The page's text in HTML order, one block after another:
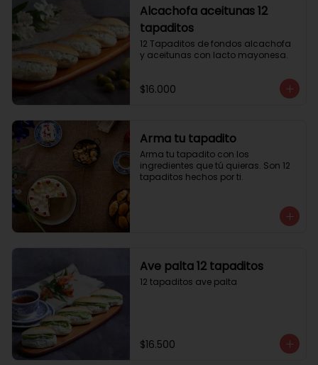
Estos desayunos no los vendemos
por unidad, desde 10 cajas.
Alcachofa aceitunas 12
tapaditos
12 Tapaditos de fondos alcachofa
y aceitunas con lacto mayonesa.
$16.000
Arma tu tapadito
Arma tu tapadito con los
ingredientes que tú quieras. Son 12
tapaditos hechos por ti.
Ave palta 12 tapaditos
12 tapaditos ave palta
$16.500